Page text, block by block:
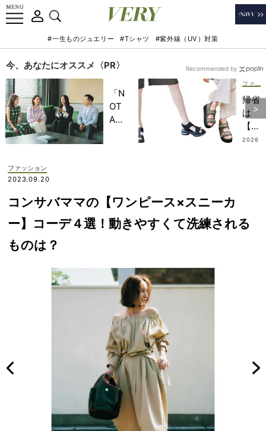
#一生ものジュエリー #Tシャツ #紫外線（UV）対策
今、あなたにオススメ〈PR〉
「N
OT
A
記憶
に一
生残
家族
旅】
帰省
は
【ス
ポサ
アル
がラ
2026
Recommended by
ファッション
2023.09.20
コンサバママの【ワンピース×スニーカ
ー】コーデ４選！動きやすくて洗練される
ものは？